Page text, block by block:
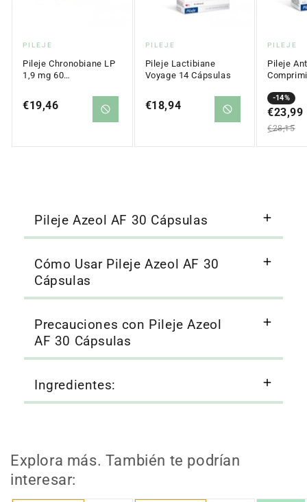
Proveedor:
PILEJE
Pileje Chronobiane LP
1,9 mg 60
Precio
€19,46
Proveedor:
PILEJE
Pileje Lactibiane
Voyage 14 Cápsulas
Precio
€18,94
PILEJE
Pileje
-14%
Precio
en
€23,99
Precio
regular
€28,15
Pileje Azeol AF 30 Cápsulas
Cómo Usar Pileje Azeol AF 30
Cápsulas
Precauciones con Pileje Azeol
AF 30 Cápsulas
Ingredientes:
Explora más. También te podrían
interesar: